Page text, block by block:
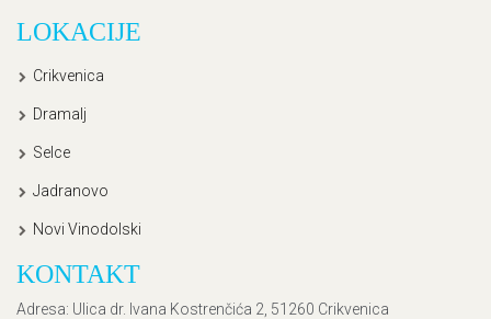
LOKACIJE
Crikvenica
Dramalj
Selce
Jadranovo
Novi Vinodolski
KONTAKT
Adresa: Ulica dr. Ivana Kostrenčića 2, 51260 Crikvenica